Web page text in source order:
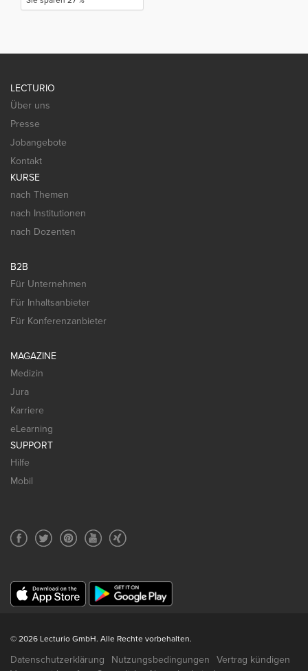
LECTURIO
Über uns
Presse
Jobangebote
Kontakt
KURSE
nach Themen
nach Institutionen
nach Dozenten
B2B
Für Unternehmen
Für Inhaltsanbieter
Für Konferenzanbieter
MAGAZINE
Medizin
Jura
Karriere
eLearning
SUPPORT
Hilfe
Mobil
© 2026 Lecturio GmbH. Alle Rechte vorbehalten.
Datenschutzerklärung Nutzungsbedingungen
Vertrag kündigen